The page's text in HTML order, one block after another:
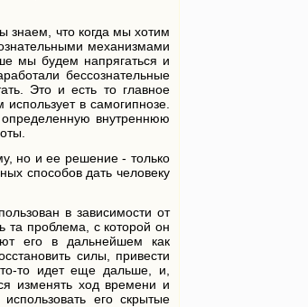
знаем, что когда мы хотим
механизмами
мы будем напрягаться и
бессознательные
Это и есть то главное
в самогипнозе.
внутреннюю
но и ее решение - только
способов дать человеку
в зависимости от
та проблема, с которой он
его в дальнейшем как
силы, привести
то идет еще дальше, и,
изменять ход времени и
его скрытые